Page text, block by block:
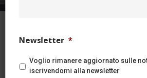
Indice
Newsletter *
Voglio rimanere aggiornato sulle
iscrivendomi alla newsletter